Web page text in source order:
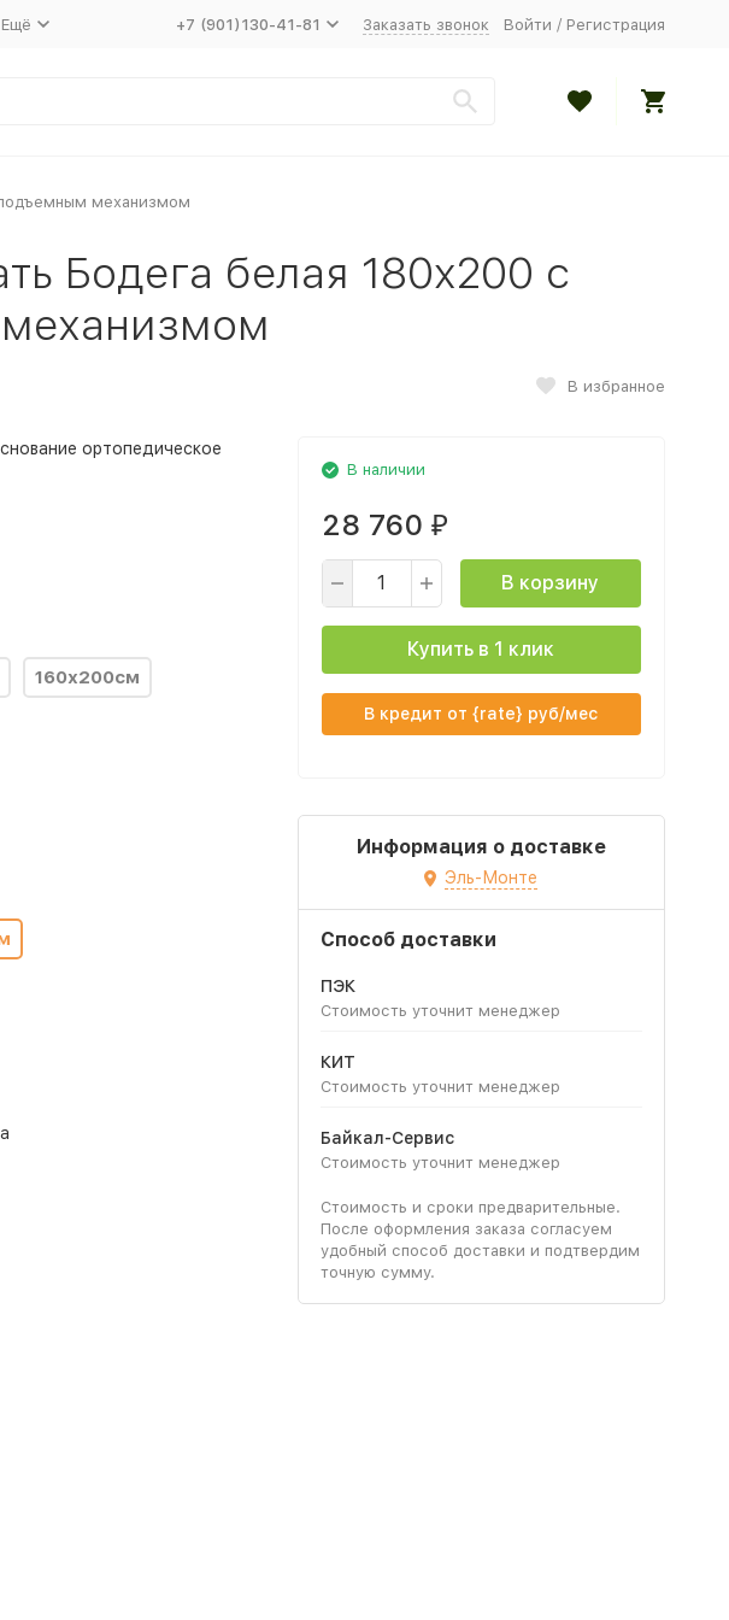
Ещё +7 (901)130-41-81 Заказать звонок Войти / Регистрация
механизмом
Бодега белая 180x200 с
В избранное
ортопедическое
160х200см
В наличии
28 760 ₽
В корзину
Купить в 1 клик
В кредит от {rate} руб/мес
Информация о доставке
Эль-Монте
Способ доставки
ПЭК
Стоимость уточнит менеджер
КИТ
Стоимость уточнит менеджер
Байкал-Сервис
Стоимость уточнит менеджер
Стоимость и сроки предварительные.
После оформления заказа согласуем
удобный способ доставки и подтвердим
точную сумму.